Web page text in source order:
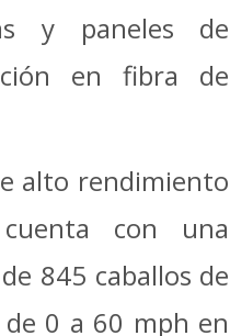
y paneles de
en fibra de
alto rendimiento
con una
845 caballos de
0 a 60 mph en